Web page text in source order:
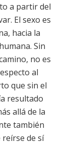
a partir del
El sexo es
hacia la
Sin
no es
al
que sin el
resultado
allá de la
también
de sí